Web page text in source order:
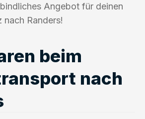
Angebot für deinen
nach Randers!
beim
nach